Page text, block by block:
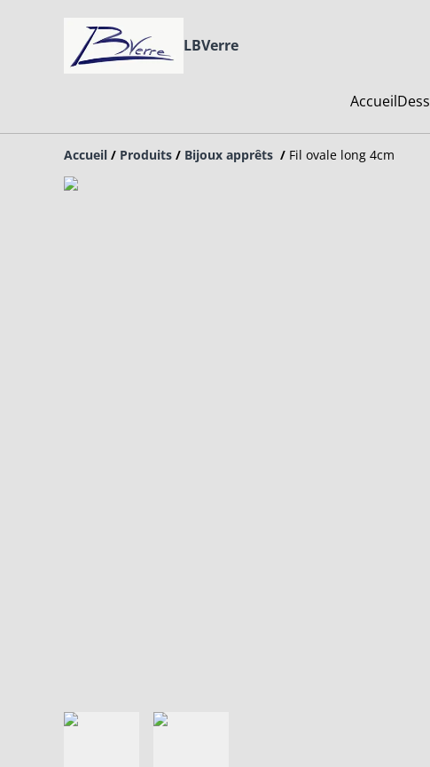
LBVerre
Accueil
Accueil / Produits / Bijoux apprêts / Fil ovale long 4cm